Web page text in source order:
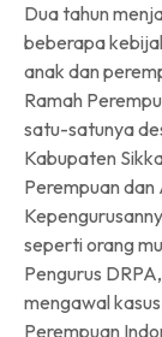
Dua tahun
beberapa
anak dan
Ramah
satu-satunya
Kabupaten
Perempuan dan
seperti orang
Pengurus
mengawal
Perempuan